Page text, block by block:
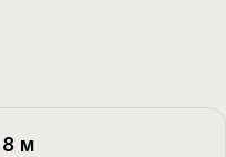
8 м